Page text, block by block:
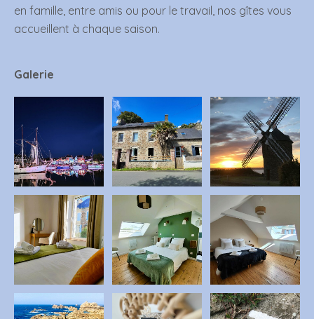
en famille, entre amis ou pour le travail, nos gîtes vous
accueillent à chaque saison.
Galerie